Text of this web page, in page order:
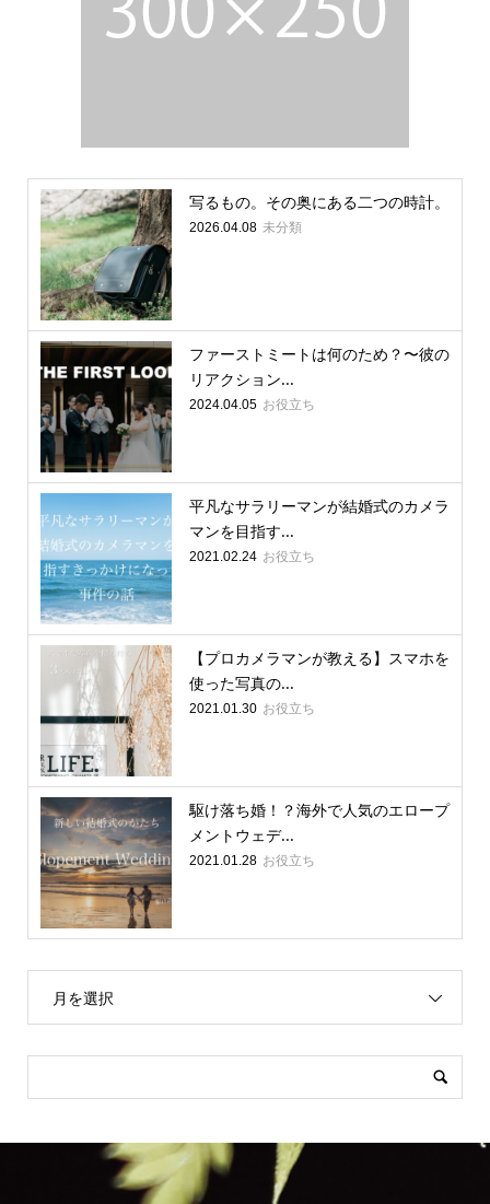
写るもの。その奥にある二つの時計。
2026.04.08 未分類
ファーストミートは何のため？〜彼の
リアクション...
2024.04.05 お役立ち
平凡なサラリーマンが結婚式のカメラ
マンを目指す...
2021.02.24 お役立ち
【プロカメラマンが教える】スマホを
使った写真の...
2021.01.30 お役立ち
駆け落ち婚！？海外で人気のエロープ
メントウェデ...
2021.01.28 お役立ち
月を選択